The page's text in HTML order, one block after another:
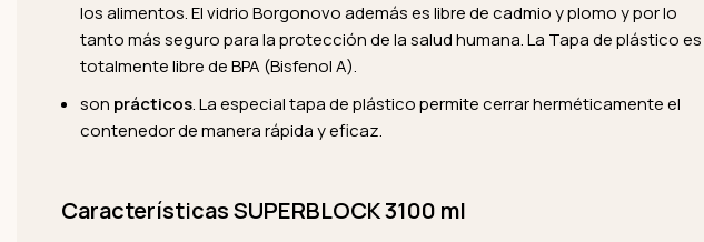
los alimentos. El vidrio Borgonovo además es libre de cadmio y plomo y por lo
tanto más seguro para la protección de la salud humana. La Tapa de plástico es
totalmente libre de BPA (Bisfenol A).
son prácticos. La especial tapa de plástico permite cerrar herméticamente el
contenedor de manera rápida y eficaz.
Características SUPERBLOCK 3100 ml